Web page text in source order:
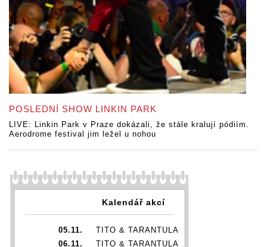
POSLEDNÍ SHOW LINKIN PARK
LIVE: Linkin Park v Praze dokázali, že stále kralují pódiím.
Aerodrome festival jim ležel u nohou
Kalendář akcí
05.11.
TITO & TARANTULA
06.11.
TITO & TARANTULA